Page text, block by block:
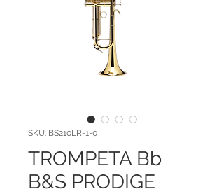
SKU: BS210LR-1-0
TROMPETA Bb
B&S PRODIGE